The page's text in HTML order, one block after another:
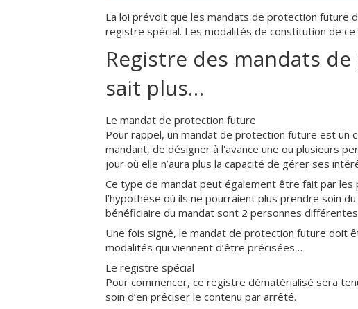
La loi prévoit que les mandats de protection future
registre spécial. Les modalités de constitution de
Registre des mandats
sait plus…
Le mandat de protection future
Pour rappel, un mandat de protection future est un
mandant, de désigner à l'avance une ou plusieurs
jour où elle n’aura plus la capacité de gérer ses
Ce type de mandat peut également être fait par les
l’hypothèse où ils ne pourraient plus prendre soin
bénéficiaire du mandat sont 2 personnes
Une fois signé, le mandat de protection future doit
modalités qui viennent d’être précisées…
Le registre spécial
Pour commencer, ce registre dématérialisé sera
soin d’en préciser le contenu par arrêté.